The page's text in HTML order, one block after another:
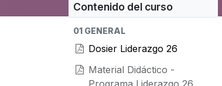
Contenido del curso
01 GENERAL
Dosier Liderazgo 26
Material Didáctico -
Programa Liderazgo 26